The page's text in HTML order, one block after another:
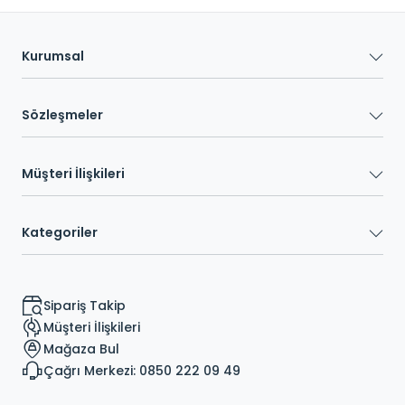
Kurumsal
Sözleşmeler
Müşteri İlişkileri
Kategoriler
Sipariş Takip
Müşteri İlişkileri
Mağaza Bul
Çağrı Merkezi: 0850 222 09 49